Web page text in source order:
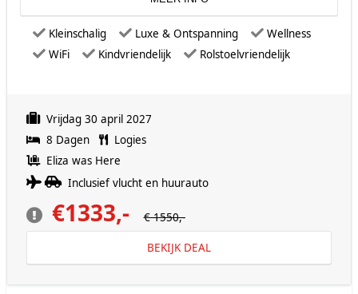
Kleinschalig Luxe & Ontspanning
Wellness
WiFi
Kindvriendelijk Rolstoelvriendelijk
Vrijdag 30 april 2027
8 Dagen
Logies
Eliza was Here
Inclusief vlucht en huurauto
€1333,- € 1550,-
BEKIJK DEAL